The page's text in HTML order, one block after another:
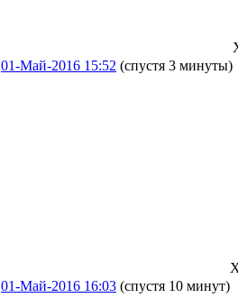
01-Май-2016 15:52 (спустя 3 минуты)
01-Май-2016 16:03 (спустя 10 минут)